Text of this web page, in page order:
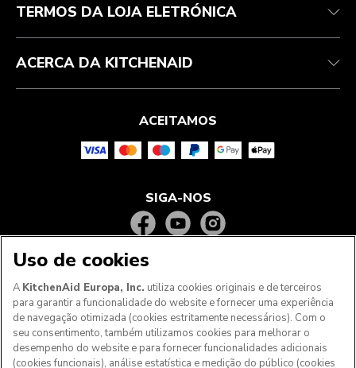
TERMOS DA LOJA ELETRÓNICA
ACERCA DA KITCHENAID
ACEITAMOS
SIGA-NOS
Uso de cookies
A KitchenAid Europa, Inc. utiliza cookies originais e de terceiros
para garantir a funcionalidade do website e fornecer uma experiência
de navegação otimizada (cookies estritamente necessários). Com o
seu consentimento, também utilizamos cookies para melhorar o
desempenho do website e para fornecer funcionalidades adicionais
(cookies funcionais), análise estatística e medição do público (cookies